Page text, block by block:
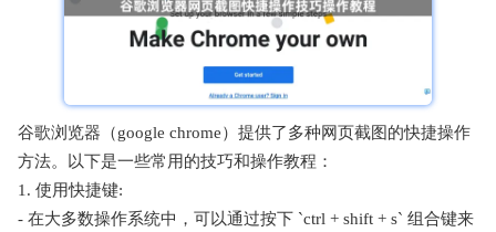
谷歌浏览器（google chrome）提供了多种网页截图的快捷操作
方法。以下是一些常用的技巧和操作教程：
1. 使用快捷键:
- 在大多数操作系统中，可以通过按下 `ctrl + shift + s` 组合键来